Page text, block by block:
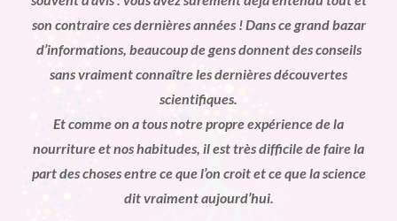
son contraire ces dernières années ! Dans ce grand bazar
d’informations, beaucoup de gens donnent des conseils
sans vraiment connaître les dernières découvertes
scientifiques.
Et comme on a tous notre propre expérience de la
nourriture et nos habitudes, il est très difficile de faire la
part des choses entre ce que l’on croit et ce que la science
dit vraiment aujourd’hui.